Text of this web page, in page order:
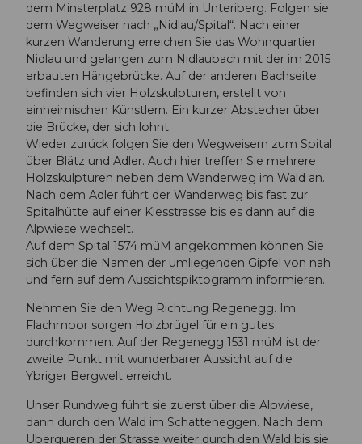
dem Minsterplatz 928 müM in Unteriberg. Folgen sie
dem Wegweiser nach „Nidlau/Spital“. Nach einer
kurzen Wanderung erreichen Sie das Wohnquartier
Nidlau und gelangen zum Nidlaubach mit der im 2015
erbauten Hängebrücke. Auf der anderen Bachseite
befinden sich vier Holzskulpturen, erstellt von
einheimischen Künstlern. Ein kurzer Abstecher über
die Brücke, der sich lohnt.
Wieder zurück folgen Sie den Wegweisern zum Spital
über Blätz und Adler. Auch hier treffen Sie mehrere
Holzskulpturen neben dem Wanderweg im Wald an.
Nach dem Adler führt der Wanderweg bis fast zur
Spitalhütte auf einer Kiesstrasse bis es dann auf die
Alpwiese wechselt.
Auf dem Spital 1574 müM angekommen können Sie
sich über die Namen der umliegenden Gipfel von nah
und fern auf dem Aussichtspiktogramm informieren.
Nehmen Sie den Weg Richtung Regenegg. Im
Flachmoor sorgen Holzbrügel für ein gutes
durchkommen. Auf der Regenegg 1531 müM ist der
zweite Punkt mit wunderbarer Aussicht auf die
Ybriger Bergwelt erreicht.
Unser Rundweg führt sie zuerst über die Alpwiese,
dann durch den Wald im Schatteneggen. Nach dem
Überqueren der Strasse weiter durch den Wald bis sie